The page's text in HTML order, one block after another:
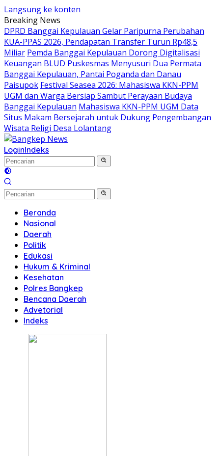
Langsung ke konten
Breaking News
DPRD Banggai Kepulauan Gelar Paripurna Perubahan
KUA-PPAS 2026, Pendapatan Transfer Turun Rp48,5
Miliar Pemda Banggai Kepulauan Dorong Digitalisasi
Keuangan BLUD Puskesmas Menyusuri Dua Permata
Banggai Kepulauan, Pantai Poganda dan Danau
Paisupok Festival Seasea 2026: Mahasiswa KKN-PPM
UGM dan Warga Bersiap Sambut Perayaan Budaya
Banggai Kepulauan Mahasiswa KKN-PPM UGM Data
Situs Makam Bersejarah untuk Dukung Pengembangan
Wisata Religi Desa Lolantang
LoginIndeks
Beranda
Nasional
Daerah
Politik
Edukasi
Hukum & Kriminal
Kesehatan
Polres Bangkep
Bencana Daerah
Advetorial
Indeks